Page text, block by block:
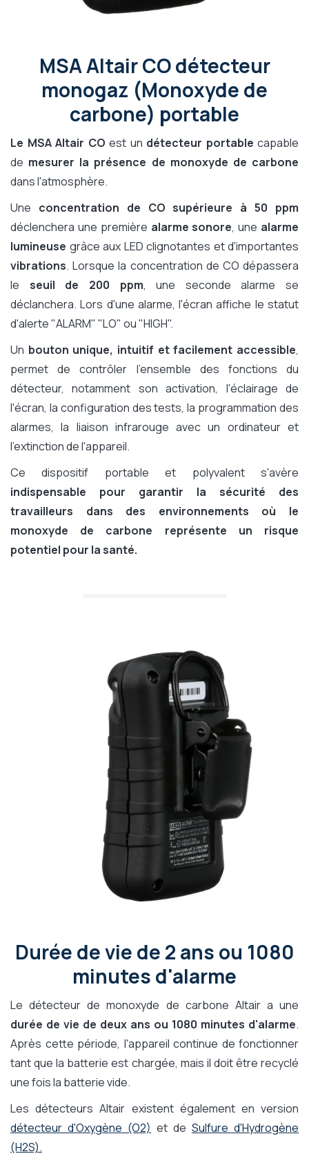
MSA Altair CO détecteur
monogaz (Monoxyde de
carbone) portable
Le MSA Altair CO est un détecteur portable capable
de mesurer la présence de monoxyde de carbone
dans l'atmosphère.
Une concentration de CO supérieure à 50 ppm
déclenchera une première alarme sonore, une alarme
lumineuse grâce aux LED clignotantes et d'importantes
vibrations. Lorsque la concentration de CO dépassera
le seuil de 200 ppm, une seconde alarme se
déclanchera. Lors d'une alarme, l'écran affiche le statut
d'alerte "ALARM" "LO" ou "HIGH".
Un bouton unique, intuitif et facilement accessible,
permet de contrôler l'ensemble des fonctions du
détecteur, notamment son activation, l'éclairage de
l'écran, la configuration des tests, la programmation des
alarmes, la liaison infrarouge avec un ordinateur et
l'extinction de l'appareil.
Ce dispositif portable et polyvalent s'avère
indispensable pour garantir la sécurité des
travailleurs dans des environnements où le
monoxyde de carbone représente un risque
potentiel pour la santé.
Durée de vie de 2 ans ou 1080
minutes d'alarme
Le détecteur de monoxyde de carbone Altair a une
durée de vie de deux ans ou 1080 minutes d'alarme.
Après cette période, l'appareil continue de fonctionner
tant que la batterie est chargée, mais il doit être recyclé
une fois la batterie vide.
Les détecteurs Altair existent également en version
détecteur d'Oxygène (O2) et de Sulfure d'Hydrogène
(H2S).